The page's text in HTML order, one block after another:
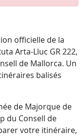
officielle de la
Arta-Lluc GR 222,
de Mallorca. Un
balisés
de Majorque de
du Consell de
votre itinéraire,